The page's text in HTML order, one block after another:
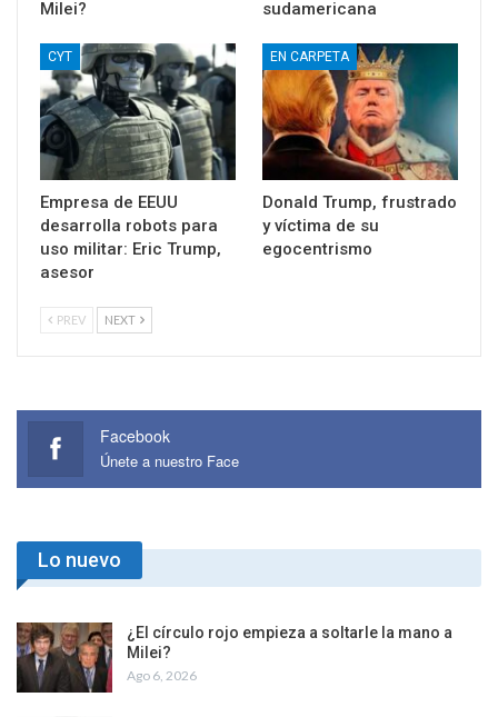
Milei?
sudamericana
CYT
Empresa de EEUU
desarrolla robots para
uso militar: Eric Trump,
asesor
EN CARPETA
Donald Trump, frustrado
y víctima de su
egocentrismo
PREV NEXT
Facebook
Únete a nuestro Face
Lo nuevo
¿El círculo rojo empieza a soltarle la mano a
Milei?
Ago 6, 2026